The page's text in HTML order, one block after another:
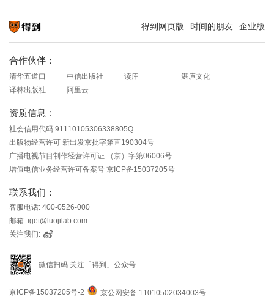
得到网页版 时间的朋友 企业版
合作伙伴：
清华五道口 中信出版社 读库
湛庐文化
译林出版社
阿里云
资质信息：
社会信用代码 91110105306338805Q
出版物经营许可 新出发京批字第直190304号
广播电视节目制作经营许可证 （京）字第06006号
增值电信业务经营许可备案号 京ICP备15037205号
联系我们：
客服电话: 400-0526-000
邮箱: iget@luojilab.com
关注我们:
微信扫码 关注「得到」公众号
京ICP备15037205号-2 京公网安备 11010502034003号